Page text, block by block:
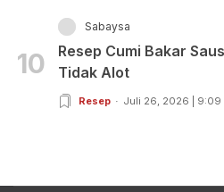
10
Sabaysa
Resep Cumi Bakar
Tidak Alot
Resep Juli 26, 2026 | 9:09